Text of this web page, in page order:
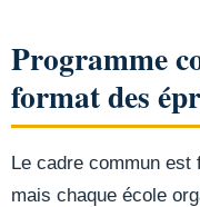
Programme
format des
Le cadre commun est
mais chaque école